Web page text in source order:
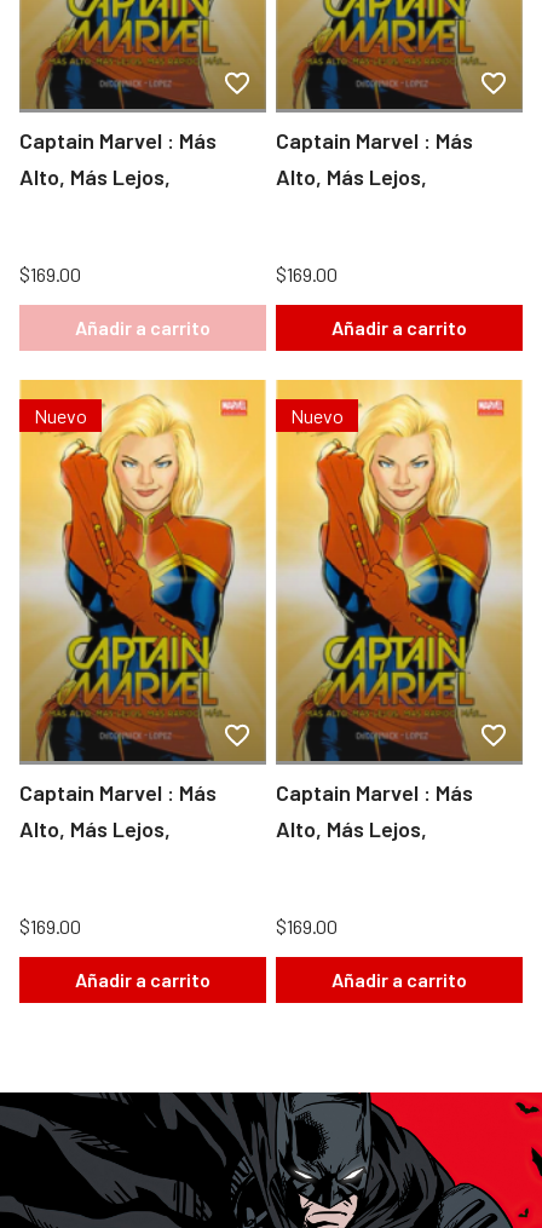
Captain Marvel : Más
Alto, Más Lejos,
$169.00
Añadir a carrito
Captain Marvel : Más
Alto, Más Lejos,
$169.00
Añadir a carrito
Nuevo
Captain Marvel : Más
Alto, Más Lejos,
$169.00
Añadir a carrito
Nuevo
Captain Marvel : Más
Alto, Más Lejos,
$169.00
Añadir a carrito